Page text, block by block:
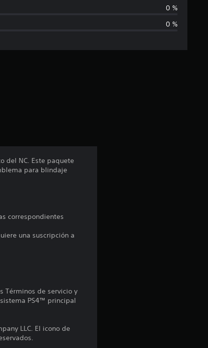
a
i
0 %
0 %
del NC. Este paquete
para blindaje
correspondientes
una suscripción a
Términos de servicio y
PS4™ principal
LLC. El icono de